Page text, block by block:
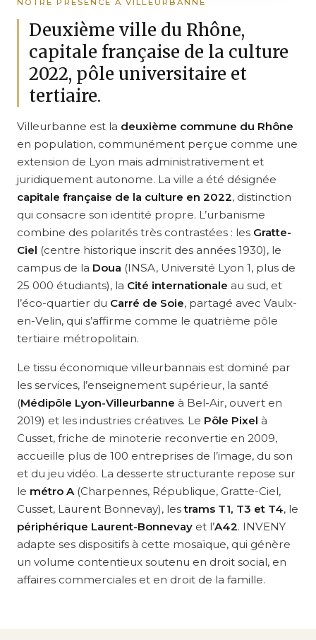
Deuxième ville du Rhône,
capitale française de la culture
2022, pôle universitaire et
tertiaire.
Villeurbanne est la deuxième commune du Rhône
en population, communément perçue comme une
extension de Lyon mais administrativement et
juridiquement autonome. La ville a été désignée
capitale française de la culture en 2022, distinction
qui consacre son identité propre. L’urbanisme
combine des polarités très contrastées : les Gratte-
Ciel (centre historique inscrit des années 1930), le
campus de la Doua (INSA, Université Lyon 1, plus de
25 000 étudiants), la Cité internationale au sud, et
l’éco-quartier du Carré de Soie, partagé avec Vaulx-
en-Velin, qui s’affirme comme le quatrième pôle
tertiaire métropolitain.
Le tissu économique villeurbannais est dominé par
les services, l’enseignement supérieur, la santé
(Médipôle Lyon-Villeurbanne à Bel-Air, ouvert en
2019) et les industries créatives. Le Pôle Pixel à
Cusset, friche de minoterie reconvertie en 2009,
accueille plus de 100 entreprises de l’image, du son
et du jeu vidéo. La desserte structurante repose sur
le métro A(Charpennes, République, Gratte-Ciel,
Cusset, Laurent Bonnevay), lestrams T1, T3 et T4, le
périphérique Laurent-Bonnevay et l’A42. INVENY
adapte ses dispositifs à cette mosaïque, qui génère
un volume contentieux soutenu en droit social, en
affaires commerciales et en droit de la famille.